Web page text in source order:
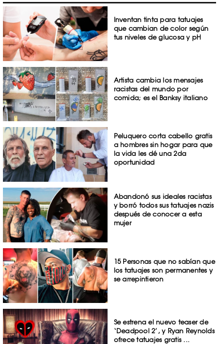
Inventan tinta para tatuajes
que cambian de color según
tus niveles de glucosa y pH
Artista cambia los mensajes
racistas del mundo por
comida; es el Banksy italiano
Peluquero corta cabello gratis
a hombres sin hogar para que
la vida les dé una 2da
oportunidad
Abandonó sus ideales racistas
y borró todos sus tatuajes nazis
después de conocer a esta
mujer
15 Personas que no sabían que
los tatuajes son permanentes y
se arrepintieron
Se estrena el nuevo teaser de
‘Deadpool 2’, y Ryan Reynolds
ofrece tatuajes gratis ...